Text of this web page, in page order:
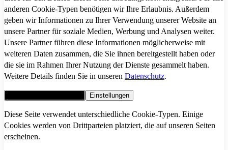
anderen Cookie-Typen benötigen wir Ihre Erlaubnis. Außerdem
geben wir Informationen zu Ihrer Verwendung unserer Website an
unsere Partner für soziale Medien, Werbung und Analysen weiter.
Unsere Partner führen diese Informationen möglicherweise mit
weiteren Daten zusammen, die Sie ihnen bereitgestellt haben oder
die sie im Rahmen Ihrer Nutzung der Dienste gesammelt haben.
Weitere Details finden Sie in unseren Datenschutz.
Einstellungen
Diese Seite verwendet unterschiedliche Cookie-Typen. Einige
Cookies werden von Drittparteien platziert, die auf unseren Seiten
erscheinen.